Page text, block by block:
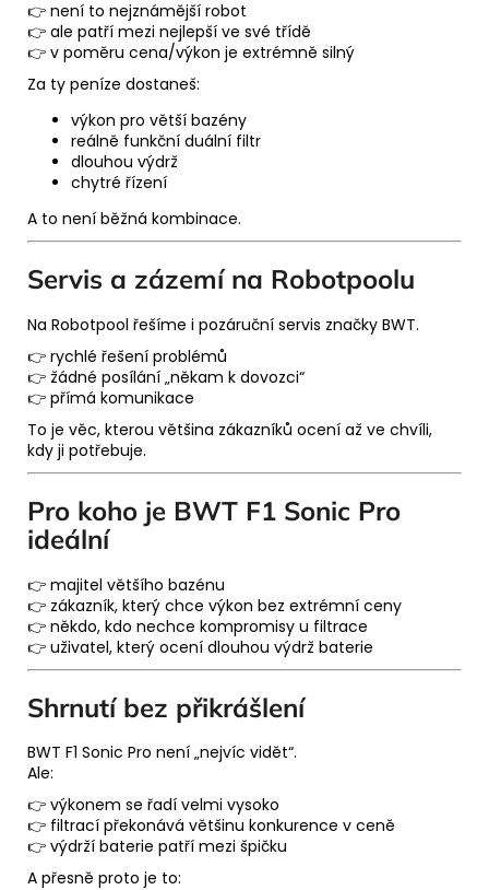
👉 není to nejznámější robot
👉 ale patří mezi nejlepší ve své třídě
👉 v poměru cena/výkon je extrémně silný
Za ty peníze dostaneš:
výkon pro větší bazény
reálně funkční duální filtr
dlouhou výdrž
chytré řízení
A to není běžná kombinace.
Servis a zázemí na Robotpoolu
Na Robotpool řešíme i pozáruční servis značky BWT.
👉 rychlé řešení problémů
👉 žádné posílání „někam k dovozci“
👉 přímá komunikace
To je věc, kterou většina zákazníků ocení až ve chvíli,
kdy ji potřebuje.
Pro koho je BWT F1 Sonic Pro
ideální
👉 majitel většího bazénu
👉 zákazník, který chce výkon bez extrémní ceny
👉 někdo, kdo nechce kompromisy u filtrace
👉 uživatel, který ocení dlouhou výdrž baterie
Shrnutí bez přikrášlení
BWT F1 Sonic Pro není „nejvíc vidět“.
Ale:
👉 výkonem se řadí velmi vysoko
👉 filtrací překonává většinu konkurence v ceně
👉 výdrží baterie patří mezi špičku
A přesně proto je to: